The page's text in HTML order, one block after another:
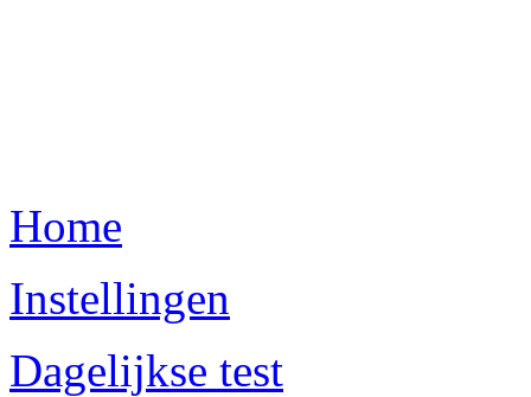
Home
Instellingen
Dagelijkse test